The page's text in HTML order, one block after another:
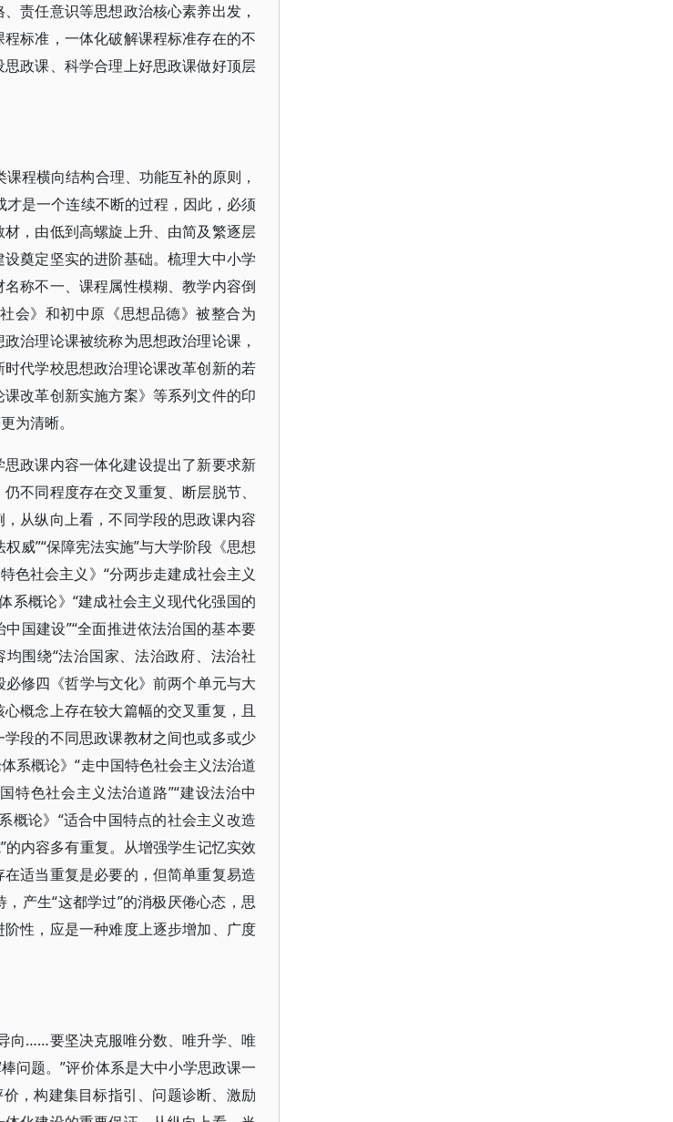
责任意识等思想政治核心素养出发，
标准，一体化破解课程标准存在的不
政课、科学合理上好思政课做好顶层
程横向结构合理、功能互补的原则，
是一个连续不断的过程，因此，必须
，由低到高螺旋上升、由简及繁逐层
奠定坚实的进阶基础。梳理大中小学
称不一、课程属性模糊、教学内容倒
会》和初中原《思想品德》被整合为
治理论课被统称为思想政治理论课，
代学校思想政治理论课改革创新的若
改革创新实施方案》等系列文件的印
为清晰。
政课内容一体化建设提出了新要求新
不同程度存在交叉重复、断层脱节、
从纵向上看，不同学段的思政课内容
威”“保障宪法实施”与大学阶段《思想
色社会主义》“分两步走建成社会主义
系概论》“建成社会主义现代化强国的
国建设”“全面推进依法治国的基本要
围绕“法治国家、法治政府、法治社
修四《哲学与文化》前两个单元与大
概念上存在较大篇幅的交叉重复，且
段的不同思政课教材之间也或多或少
系概论》“走中国特色社会主义法治道
特色社会主义法治道路”“建设法治中
概论》“适合中国特点的社会主义改造
内容多有重复。从增强学生记忆实效
适当重复是必要的，但简单重复易造
产生“这都学过”的消极厌倦心态，思
性，应是一种难度上逐步增加、广度
向……要坚决克服唯分数、唯升学、唯
问题。”评价体系是大中小学思政课一
，构建集目标指引、问题诊断、激励